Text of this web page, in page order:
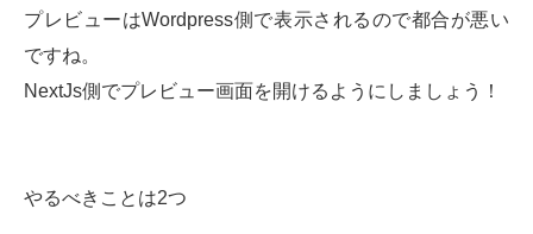
プレビューはWordpress側で表示されるので都合が悪い
ですね。
NextJs側でプレビュー画面を開けるようにしましょう！
やるべきことは2つ